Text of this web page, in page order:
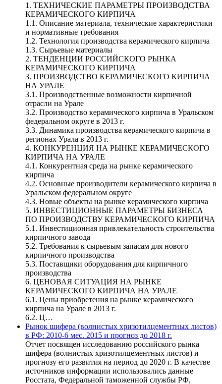
1. ТЕХНИЧЕСКИЕ ПАРАМЕТРЫ ПРОИЗВОДСТВА
КЕРАМИЧЕСКОГО КИРПИЧА
1.1. Описание материала, технические характеристики
и нормативные требования
1.2. Технология производства керамического кирпича
1.3. Сырьевые материалы
2. ТЕНДЕНЦИИ РОССИЙСКОГО РЫНКА
КЕРАМИЧЕСКОГО КИРПИЧА
3. ПРОИЗВОДСТВО КЕРАМИЧЕСКОГО КИРПИЧА
НА УРАЛЕ
3.1. Производственные возможности кирпичной
отрасли на Урале
3.2. Производство керамического кирпича в Уральском
федеральном округе в 2013 г.
3.3. Динамика производства керамического кирпича в
регионах Урала в 2013 г.
4. КОНКУРЕНЦИЯ НА РЫНКЕ КЕРАМИЧЕСКОГО
КИРПИЧА НА УРАЛЕ
4.1. Конкурентная среда на рынке керамического
кирпича
4.2. Основные производители керамического кирпича в
Уральском федеральном округе
4.3. Новые объекты на рынке керамического кирпича
5. ИНВЕСТИЦИОННЫЕ ПАРАМЕТРЫ БИЗНЕСА
ПО ПРОИЗВОДСТВУ КЕРАМИЧЕСКОГО КИРПИЧА
5.1. Инвестиционная привлекательность строительства
кирпичного завода
5.2. Требования к сырьевым запасам для нового
кирпичного производства
5.3. Поставщики оборудования для кирпичного
производства
6. ЦЕНОВАЯ СИТУАЦИЯ НА РЫНКЕ
КЕРАМИЧЕСКОГО КИРПИЧА НА УРАЛЕ
6.1. Цены приобретения на рынке керамического
кирпича на Урале в 2013 г.
6.2. Ц…
Рынок шифера (волнистых хризотилцементных листов)
в РФ: 2010-6 мес. 2015 и прогноз до 2018 г.
Отчет посвящен исследованию российского рынка
шифера (волнистых хризотилцементных листов) и
прогнозу его развития на период до 2020 г. В качестве
источников информации использовались данные
Росстата, Федеральной таможенной службы РФ,